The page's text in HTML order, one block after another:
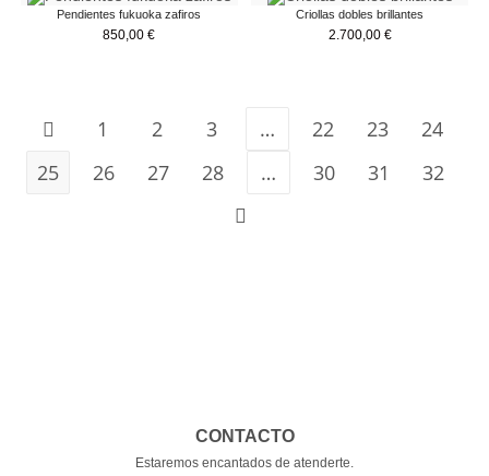
Pendientes fukuoka zafiros
850,00€
Criollas dobles brillantes
2.700,00 €
1 2 3 … 22 23
24
25
26 27 28 … 30 31 32
CONTACTO
Estaremos encantados de atenderte.